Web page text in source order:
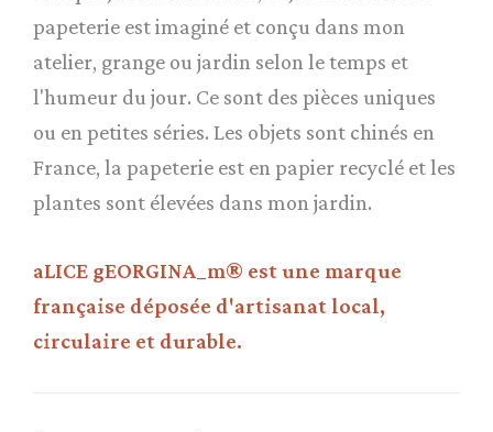
papeterie est imaginé et conçu dans mon
atelier, grange ou jardin selon le temps et
l'humeur du jour. Ce sont des pièces uniques
ou en petites séries. Les objets sont chinés en
France, la papeterie est en papier recyclé et les
plantes sont élevées dans mon jardin.
aLICE gEORGINA_m® est une marque
française déposée d'artisanat local,
circulaire et durable.